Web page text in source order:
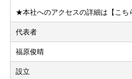
★本社へのアクセスの詳細は【こち
代表者
福原俊晴
設立